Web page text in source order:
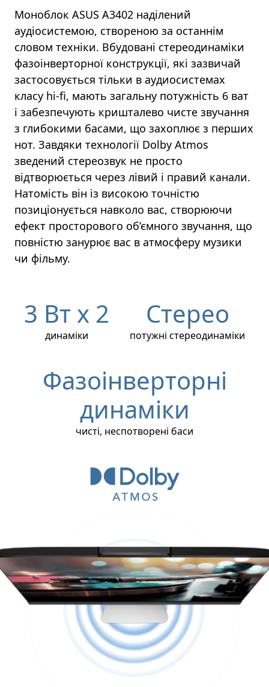
Моноблок ASUS A3402 наділений
аудіосистемою, створеною за останнім
словом техніки. Вбудовані стереодинаміки
фазоінверторної конструкції, які зазвичай
застосовується тільки в аудиосистемах
класу hi-fi, мають загальну потужність 6 ват
і забезпечують кришталево чисте звучання
з глибокими басами, що захоплює з перших
нот. Завдяки технології Dolby Atmos
зведений стереозвук не просто
відтворюється через лівий і правий канали.
Натомість він із високою точністю
позиціонується навколо вас, створюючи
ефект просторового об’ємного звучання, що
повністю занурює вас в атмосферу музики
чи фільму.
3 Вт x 2
динаміки
Стерео
потужні стереодинаміки
Фазоінверторні
динаміки
чисті, неспотворені баси